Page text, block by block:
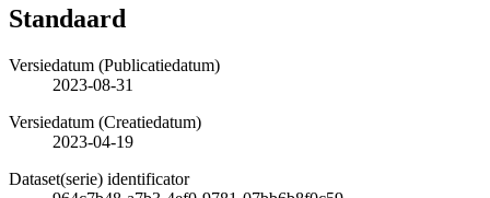
Standaard
Versiedatum (Publicatiedatum)
2023-08-31
Versiedatum (Creatiedatum)
2023-04-19
Dataset(serie) identificator